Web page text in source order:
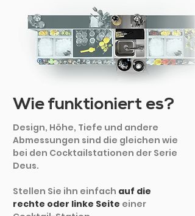
Wie funktioniert es?
Design, Höhe, Tiefe und andere
Abmessungen sind die gleichen wie
bei den Cocktailstationen der Serie
Deus.
Stellen Sie ihn einfach auf die
rechte oder linke Seite einer